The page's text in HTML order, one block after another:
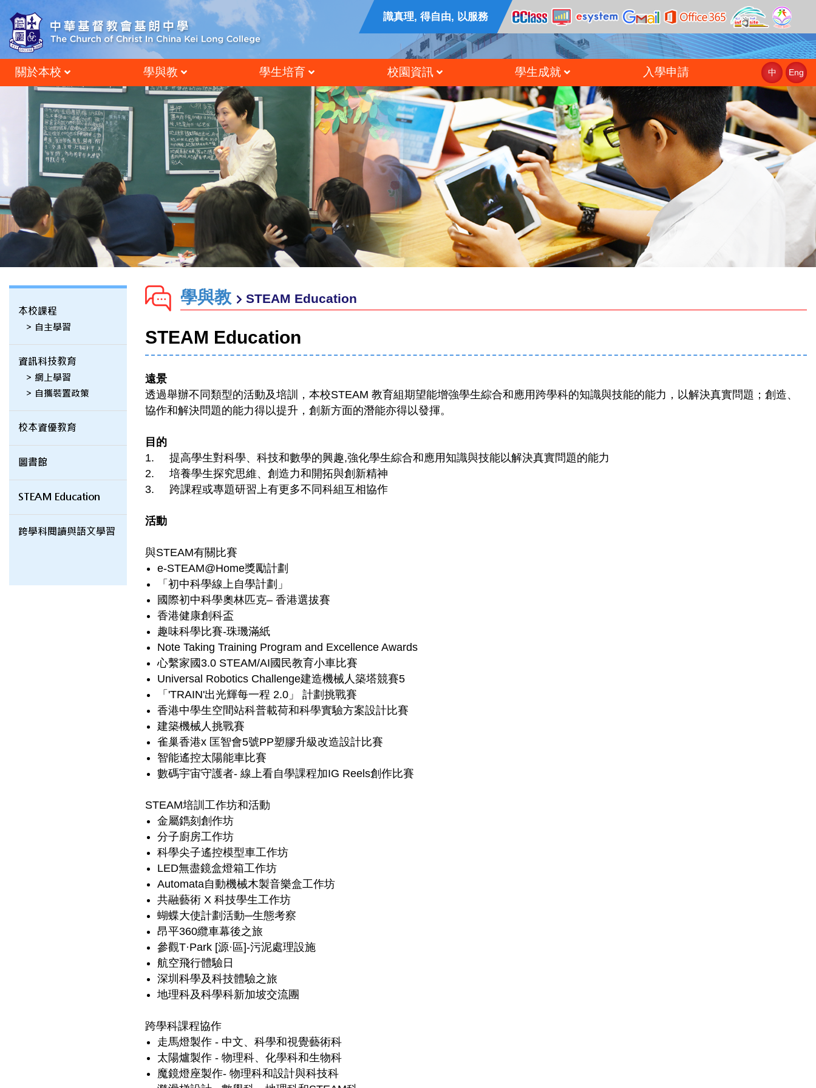
識真理, 得自由, 以服務
關於本校 學與教 學生培育 校園資訊 學生成就 入學申請 中 Eng
本校課程
> 自主學習
資訊科技教育
> 網上學習
> 自攜裝置政策
校本資優教育
圖書館
STEAM Education
跨學科閱讀與語文學習
學與教 STEAM Education
STEAM Education
遠景
透過舉辦不同類型的活動及培訓，本校STEAM 教育組期望能增強學生綜合和應用跨學科的知識與技能的能力，以解決真實問題；創造、
協作和解決問題的能力得以提升，創新方面的潛能亦得以發揮。
目的
1. 提高學生對科學、科技和數學的興趣,強化學生綜合和應用知識與技能以解決真實問題的能力
2. 培養學生探究思維、創造力和開拓與創新精神
3. 跨課程或專題研習上有更多不同科組互相協作
活動
與STEAM有關比賽
e-STEAM@Home獎勵計劃
「初中科學線上自學計劃」
國際初中科學奧林匹克– 香港選拔賽
香港健康創科盃
趣味科學比賽-珠璣滿紙
Note Taking Training Program and Excellence Awards
心繫家國3.0 STEAM/AI國民教育小車比賽
Universal Robotics Challenge建造機械人築塔競賽5
「'TRAIN'出光輝每一程 2.0」 計劃挑戰賽
香港中學生空間站科普載荷和科學實驗方案設計比賽
建築機械人挑戰賽
雀巢香港x 匡智會5號PP塑膠升級改造設計比賽
智能遙控太陽能車比賽
數碼宇宙守護者- 線上看自學課程加IG Reels創作比賽
STEAM培訓工作坊和活動
金屬鐫刻創作坊
分子廚房工作坊
科學尖子遙控模型車工作坊
LED無盡鏡盒燈箱工作坊
Automata自動機械木製音樂盒工作坊
共融藝術 X 科技學生工作坊
蝴蝶大使計劃活動─生態考察
昂平360纜車幕後之旅
參觀T·Park [源·區]-污泥處理設施
航空飛行體驗日
深圳科學及科技體驗之旅
地理科及科學科新加坡交流團
跨學科課程協作
走馬燈製作 - 中文、科學和視覺藝術科
太陽爐製作 - 物理科、化學科和生物科
魔鏡燈座製作- 物理科和設計與科技科